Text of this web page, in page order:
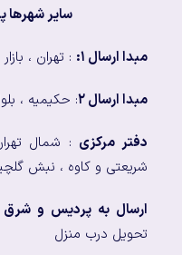
سایر
مبدا ارسال ۱: : تهران ،
مبدا ارسال ۲ : حکیمیه ،
دفتر مرکزی : شمال
شریعتی و کاوه ، نبش
ارسال به پردیس و شرق
تحویل درب منزل